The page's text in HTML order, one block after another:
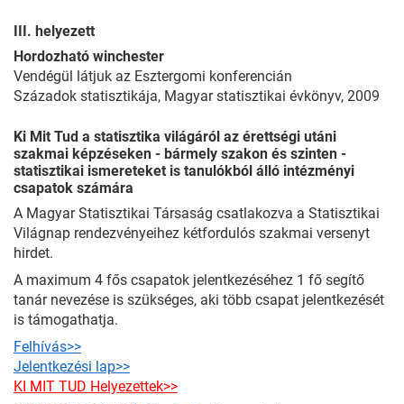
III. helyezett
Hordozható winchester
Vendégül látjuk az Esztergomi konferencián
Századok statisztikája, Magyar statisztikai évkönyv, 2009
Ki Mit Tud a statisztika világáról az érettségi utáni
szakmai képzéseken - bármely szakon és szinten -
statisztikai ismereteket is tanulókból álló intézményi
csapatok számára
A Magyar Statisztikai Társaság csatlakozva a Statisztikai
Világnap rendezvényeihez kétfordulós szakmai versenyt
hirdet.
A maximum 4 fős csapatok jelentkezéséhez 1 fő segítő
tanár nevezése is szükséges, aki több csapat jelentkezését
is támogathatja.
Felhívás>>
Jelentkezési lap>>
KI MIT TUD Helyezettek>>